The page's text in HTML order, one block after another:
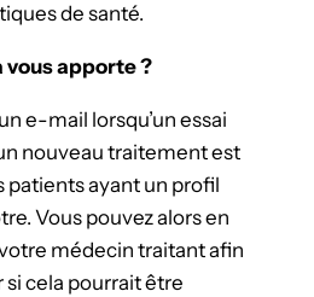
de santé.
vous apporte ?
e-mail lorsqu’un essai
nouveau traitement est
patients ayant un profil
Vous pouvez alors en
médecin traitant afin
cela pourrait être